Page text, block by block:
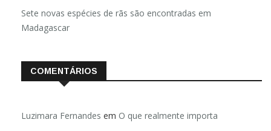
Sete novas espécies de rãs são encontradas em
Madagascar
COMENTÁRIOS
Luzimara Fernandes em O que realmente importa